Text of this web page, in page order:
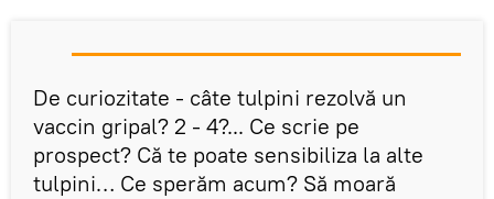
De curiozitate - câte tulpini rezolvă un
vaccin gripal? 2 - 4?... Ce scrie pe
prospect? Că te poate sensibiliza la alte
tulpini… Ce sperăm acum? Să moară